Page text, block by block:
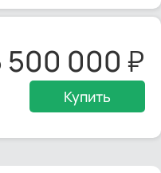
500 000
Купить